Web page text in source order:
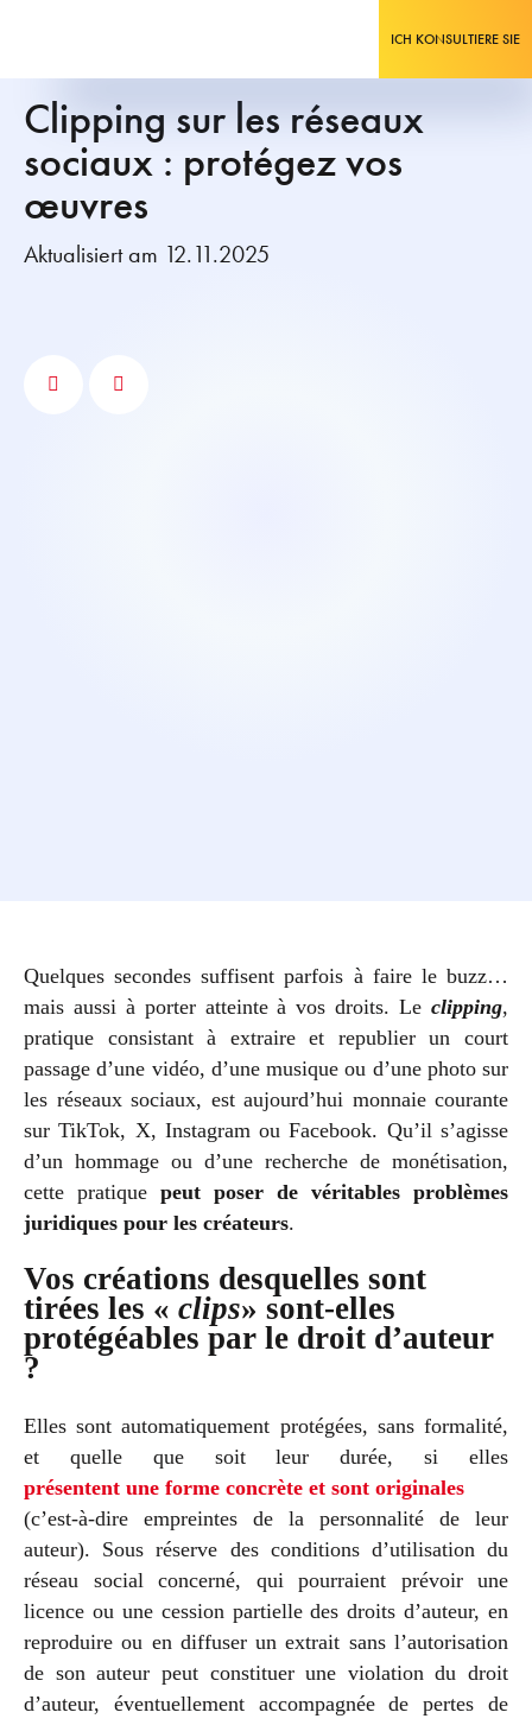
ICH KONSULTIERE SIE
Clipping sur les réseaux
sociaux : protégez vos
œuvres
Aktualisiert am 12.11.2025
Quelques secondes suffisent parfois à faire le buzz…
mais aussi à porter atteinte à vos droits. Le clipping,
pratique consistant à extraire et republier un court
passage d’une vidéo, d’une musique ou d’une photo sur
les réseaux sociaux, est aujourd’hui monnaie courante
sur TikTok, X, Instagram ou Facebook. Qu’il s’agisse
d’un hommage ou d’une recherche de monétisation,
cette pratique peut poser de véritables problèmes
juridiques pour les créateurs.
Vos créations desquelles sont
tirées les « clips» sont-elles
protégéables par le droit d’auteur
?
Elles sont automatiquement protégées, sans formalité,
et quelle que soit leur durée, si elles
présentent une forme concrète et sont originales
(c’est-à-dire empreintes de la personnalité de leur
auteur). Sous réserve des conditions d’utilisation du
réseau social concerné, qui pourraient prévoir une
licence ou une cession partielle des droits d’auteur, en
reproduire ou en diffuser un extrait sans l’autorisation
de son auteur peut constituer une violation du droit
d’auteur, éventuellement accompagnée de pertes de